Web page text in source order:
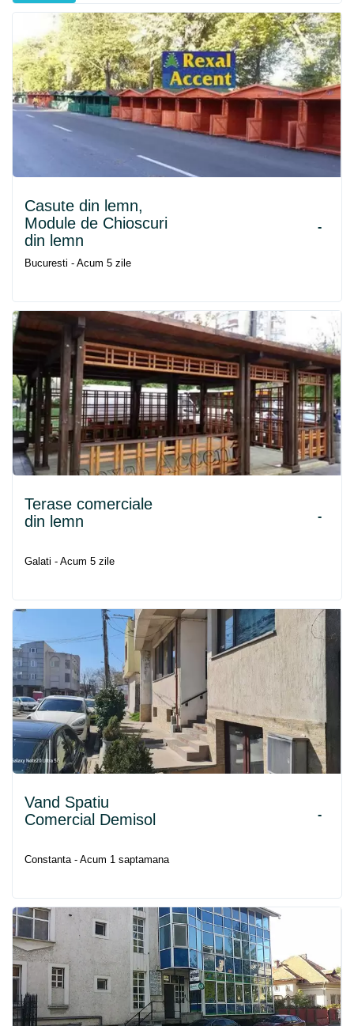
Casute din lemn,
Module de Chioscuri
din lemn
-
Bucuresti - Acum 5 zile
Terase comerciale
din lemn
-
Galati - Acum 5 zile
Vand Spatiu
Comercial Demisol
-
Constanta - Acum 1 saptamana